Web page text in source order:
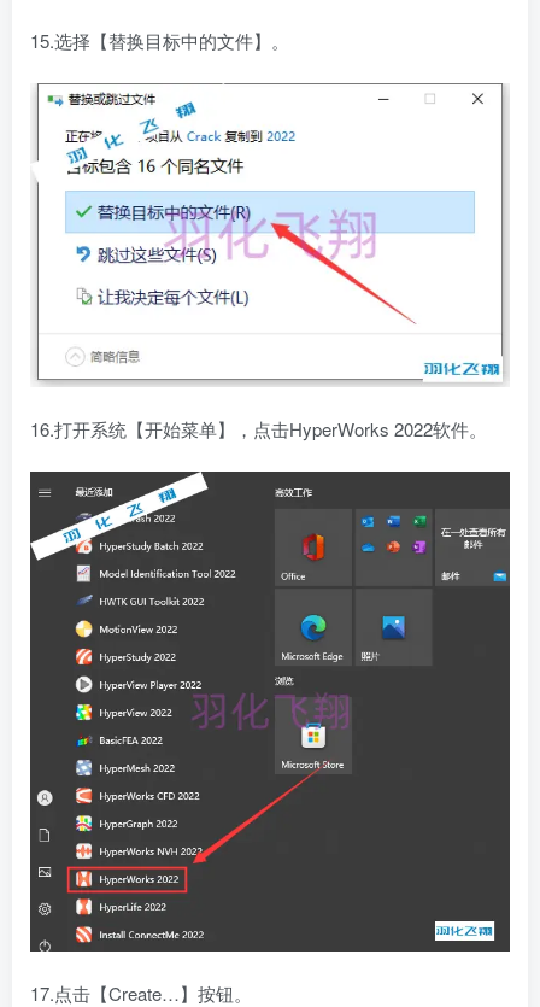
15.选择【替换目标中的文件】。
16.打开系统【开始菜单】，点击HyperWorks 2022软件。
17.点击【Create…】按钮。